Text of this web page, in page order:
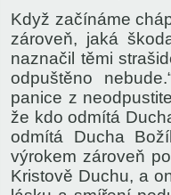
Když začínáme
zároveň, jaká
naznačil těmi
odpuštěno
panice z
že kdo odmítá
odmítá Ducha
výrokem zároveň
Kristově Duchu, a